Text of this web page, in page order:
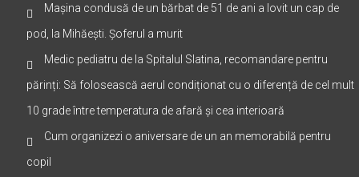
Mașina condusă de un bărbat de 51 de ani a lovit un cap de
pod, la Mihăești. Șoferul a murit
Medic pediatru de la Spitalul Slatina, recomandare pentru
părinți: Să folosească aerul condiționat cu o diferență de cel mult
10 grade între temperatura de afară și cea interioară
Cum organizezi o aniversare de un an memorabilă pentru
copil